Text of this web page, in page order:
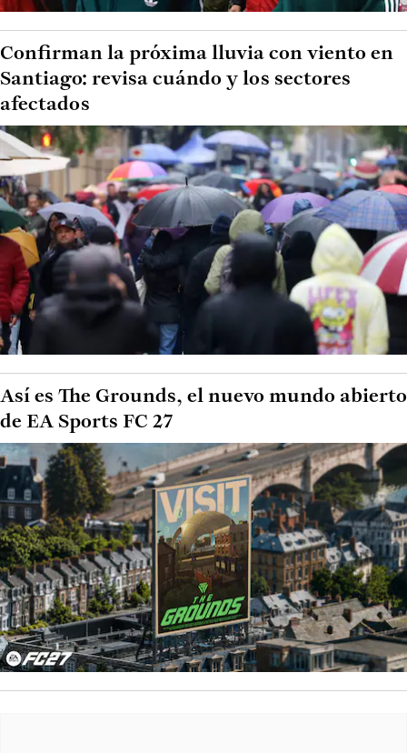
Confirman la próxima lluvia con viento en
Santiago: revisa cuándo y los sectores
afectados
Así es The Grounds, el nuevo mundo abierto
de EA Sports FC 27